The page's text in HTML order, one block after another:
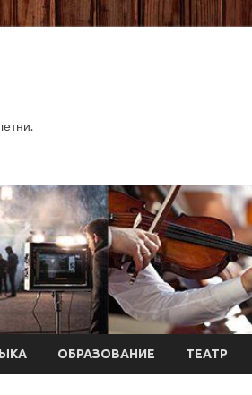
ОБРАЗОВАНИЕ ТЕАТР